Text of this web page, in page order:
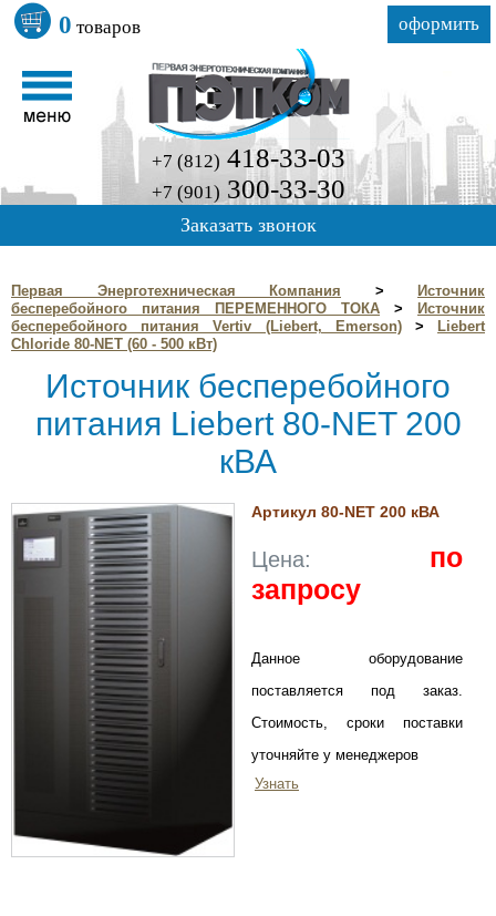
0 товаров оформить
+7 (812) 418-33-03
+7 (901) 300-33-30
Заказать звонок
Первая Энерготехническая Компания >
Источник
бесперебойного питания ПЕРЕМЕННОГО ТОКА >
Источник
бесперебойного питания Vertiv (Liebert, Emerson)>
Liebert
Chloride 80-NET (60 - 500 кВт)
Источник бесперебойного
питания Liebert 80-NET 200
кВА
Артикул 80-NET 200 кВА
Цена: по
запросу
Данное оборудование
поставляется под заказ.
Стоимость, сроки поставки
уточняйте у менеджеров
Узнать